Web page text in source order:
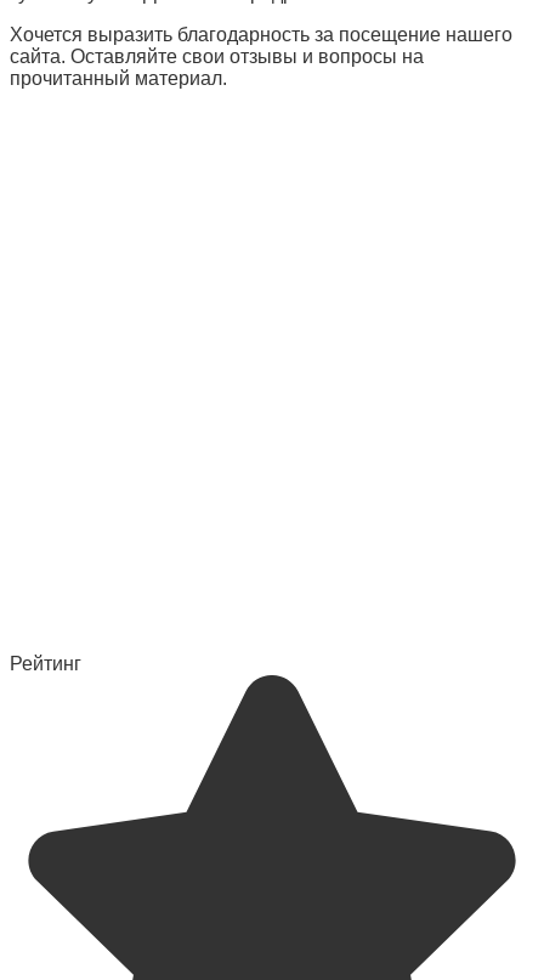
Хочется выразить благодарность за посещение нашего
сайта. Оставляйте свои отзывы и вопросы на
прочитанный материал.
Рейтинг